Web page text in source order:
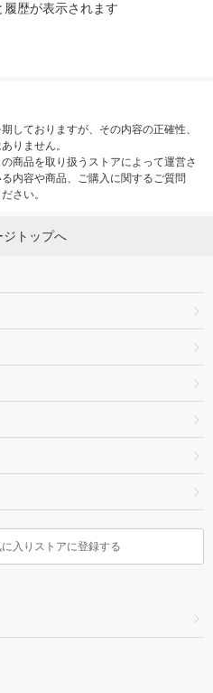
歴が表示されます
しておりますが、その内容の正確性、
りません。
商品を取り扱うストアによって運営さ
内容や商品、ご購入に関するご質問
さい。
ジトップへ
入りストアに登録する